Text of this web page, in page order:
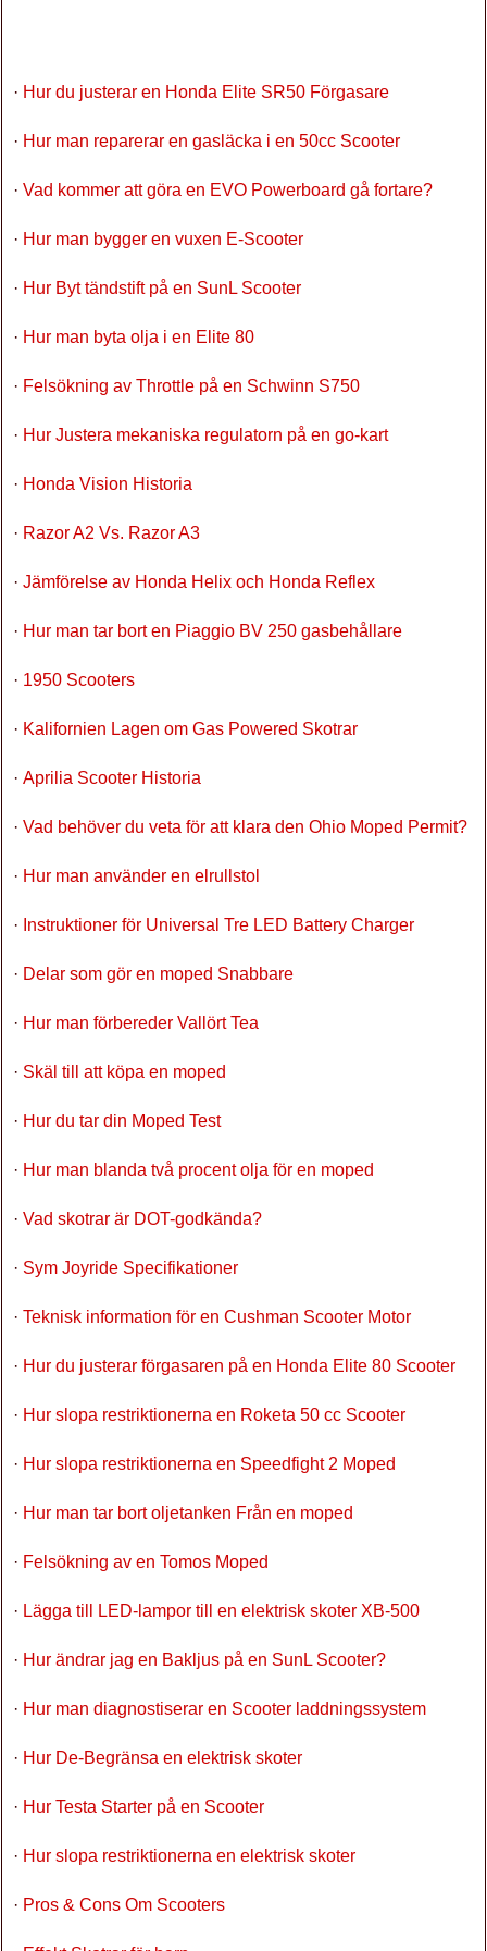
· Hur du justerar en Honda Elite SR50 Förgasare
· Hur man reparerar en gasläcka i en 50cc Scooter
· Vad kommer att göra en EVO Powerboard gå fortare?
· Hur man bygger en vuxen E-Scooter
· Hur Byt tändstift på en SunL ​​Scooter
· Hur man byta olja i en Elite 80
· Felsökning av Throttle på en Schwinn S750
· Hur Justera mekaniska regulatorn på en go-kart
· Honda Vision Historia
· Razor A2 Vs. Razor A3
· Jämförelse av Honda Helix och Honda Reflex
· Hur man tar bort en Piaggio BV 250 gasbehållare
· 1950 Scooters
· Kalifornien Lagen om Gas Powered Skotrar
· Aprilia Scooter Historia
· Vad behöver du veta för att klara den Ohio Moped Permit?
· Hur man använder en elrullstol
· Instruktioner för Universal Tre LED Battery Charger
· Delar som gör en moped Snabbare
· Hur man förbereder Vallört Tea
· Skäl till att köpa en moped
· Hur du tar din Moped Test
· Hur man blanda två procent olja för en moped
· Vad skotrar är DOT-godkända?
· Sym Joyride Specifikationer
· Teknisk information för en Cushman Scooter Motor
· Hur du justerar förgasaren på en Honda Elite 80 Scooter
· Hur slopa restriktionerna en Roketa 50 cc Scooter
· Hur slopa restriktionerna en Speedfight 2 Moped
· Hur man tar bort oljetanken Från en moped
· Felsökning av en Tomos Moped
· Lägga till LED-lampor till en elektrisk skoter XB-500
· Hur ändrar jag en Bakljus på en SunL ​​Scooter?
· Hur man diagnostiserar en Scooter laddningssystem
· Hur De-Begränsa en elektrisk skoter
· Hur Testa Starter på en Scooter
· Hur slopa restriktionerna en elektrisk skoter
· Pros & Cons Om Scooters